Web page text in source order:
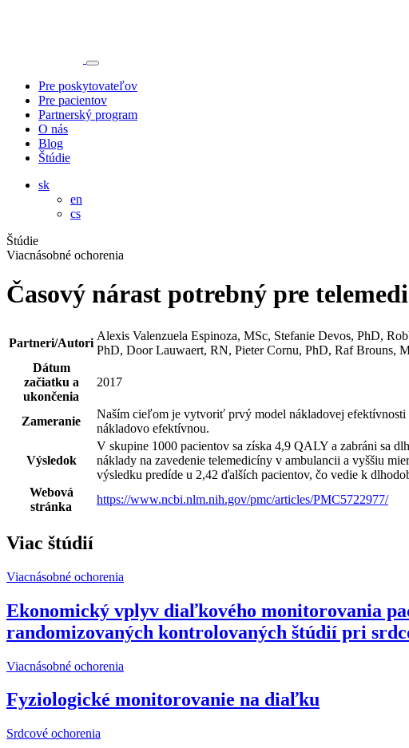
Pre poskytovateľov
Pre pacientov
Partnerský program
O nás
Blog
Štúdie
sk
en
cs
Štúdie
Viacnásobné ochorenia
Časový nárast potrebný pre
Partneri/Autori
Alexis Valenzuela Espinoza, MSc, Stefanie Devos, PhD,
PhD, Door Lauwaert, RN, Pieter Cornu, PhD, Raf Brouns,
Dátum
začiatku a
ukončenia
2017
Zameranie
Naším cieľom je vytvoriť prvý model nákladovej efektívnosti
nákladovo efektívnou.
Výsledok
V skupine 1000 pacientov sa získa 4,9 QALY a zabráni sa
náklady na zavedenie telemedicíny v ambulancii a vyššiu
výsledku predíde u 2,42 ďalších pacientov, čo vedie k
Webová
stránka
https://www.ncbi.nlm.nih.gov/pmc/articles/PMC5722977/
Viac štúdií
Viacnásobné ochorenia
Ekonomický vplyv diaľkového monitorovania
randomizovaných kontrolovaných štúdií pri
Viacnásobné ochorenia
Fyziologické monitorovanie na diaľku
Srdcové ochorenia